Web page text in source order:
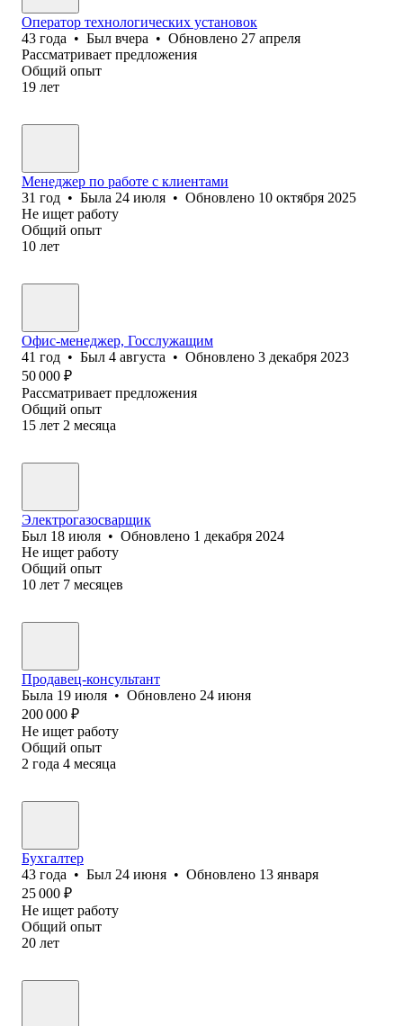
Оператор технологических установок
43 года • Был вчера • Обновлено 27 апреля
Рассматривает предложения
Общий опыт
19 лет
Менеджер по работе с клиентами
31 год • Была 24 июля • Обновлено 10 октября 2025
Не ищет работу
Общий опыт
10 лет
Офис-менеджер, Госслужащим
41 год • Был 4 августа • Обновлено 3 декабря 2023
50 000 ₽
Рассматривает предложения
Общий опыт
15 лет 2 месяца
Электрогазосварщик
Был 18 июля • Обновлено 1 декабря 2024
Не ищет работу
Общий опыт
10 лет 7 месяцев
Продавец-консультант
Была 19 июля • Обновлено 24 июня
200 000 ₽
Не ищет работу
Общий опыт
2 года 4 месяца
Бухгалтер
43 года • Был 24 июня • Обновлено 13 января
25 000 ₽
Не ищет работу
Общий опыт
20 лет